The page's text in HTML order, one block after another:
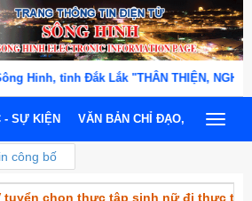
tỉnh Đắk Lắk "THÂN THIỆN, NGHĨA
- SỰ KIỆN VĂN BẢN CHỈ ĐẠO, ĐIỀU HÀNH
Toggle
công bố
tuyển chọn thực tập sinh nữ đi thực